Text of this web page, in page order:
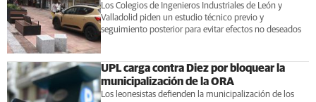
Los Colegios de Ingenieros Industriales de León y
Valladolid piden un estudio técnico previo y
seguimiento posterior para evitar efectos no deseados
UPL carga contra Diez por bloquear la
municipalización de la ORA
Los leonesistas defienden la municipalización de los